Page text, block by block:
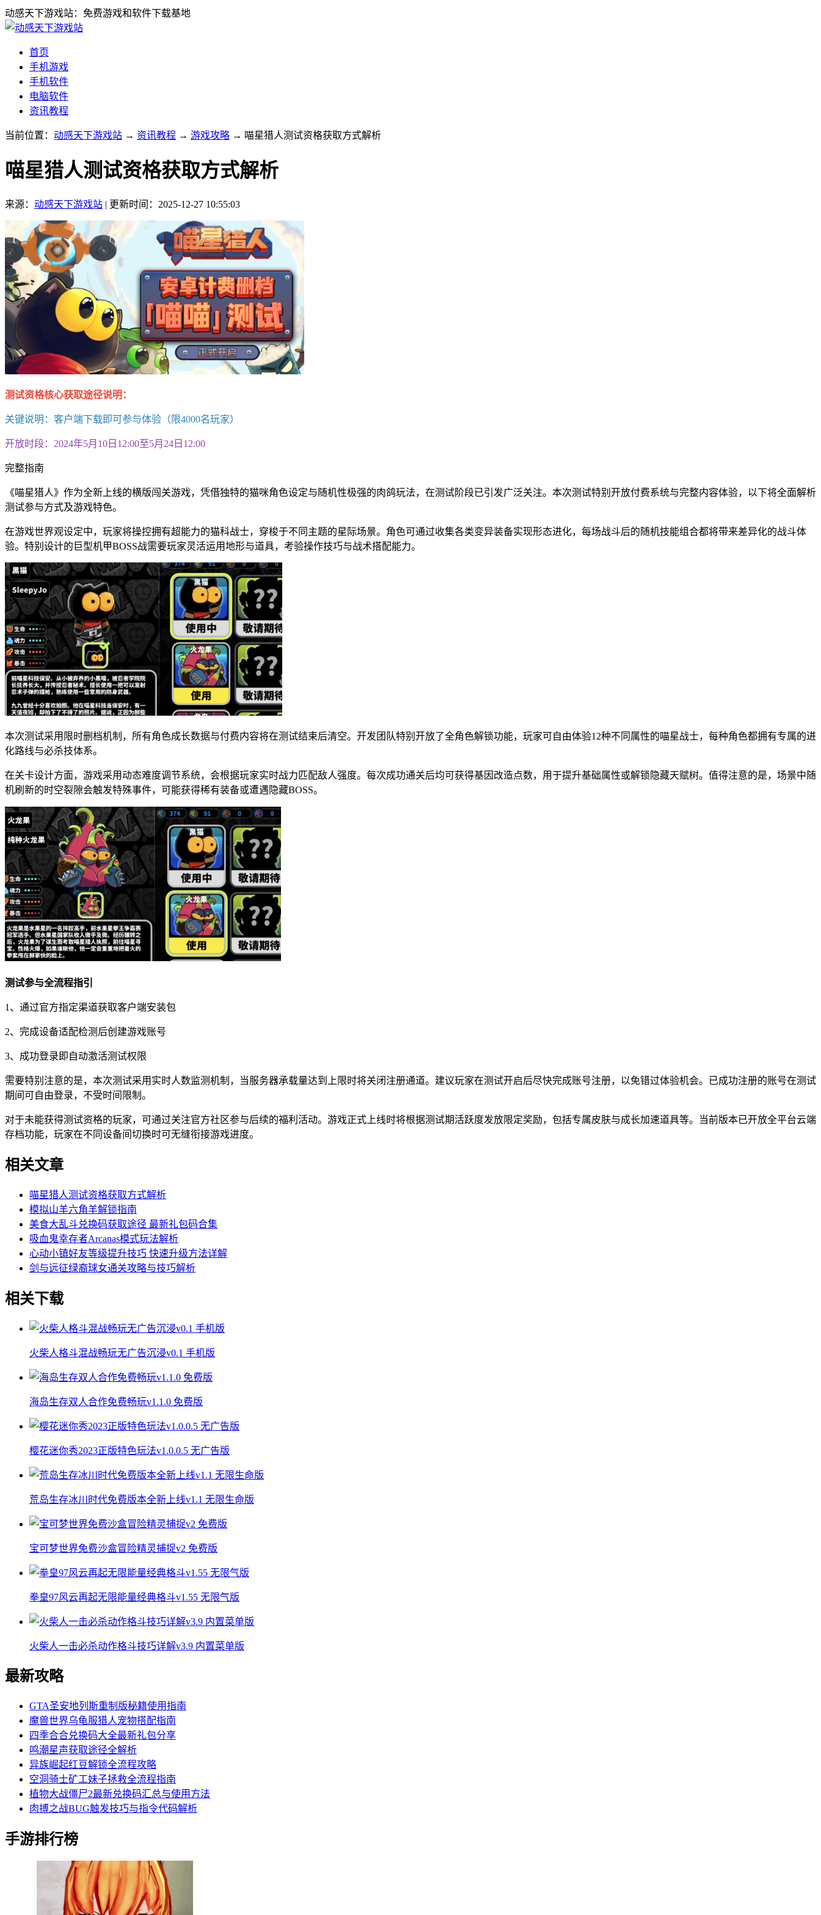
动感天下游戏站：免费游戏和软件下载基地
首页
手机游戏
手机软件
电脑软件
资讯教程
当前位置： 动感天下游戏站 → 资讯教程 → 游戏攻略 → 喵星猎人测试资格获取方式解析
喵星猎人测试资格获取方式解析
来源： 动感天下游戏站 | 更新时间：2025-12-27 10:55:03
测试资格核心获取途径说明：
关键说明：客户端下载即可参与体验（限4000名玩家）
开放时段：2024年5月10日12:00至5月24日12:00
完整指南
《喵星猎人》作为全新上线的横版闯关游戏，凭借独特的猫咪角色设定与随机性极强的肉鸽玩法，在测试阶段已引发广泛关注。本次测试特别开放付费系统与完整内容体验，以下将全面解析
测试参与方式及游戏特色。
在游戏世界观设定中，玩家将操控拥有超能力的猫科战士，穿梭于不同主题的星际场景。角色可通过收集各类变异装备实现形态进化，每场战斗后的随机技能组合都将带来差异化的战斗体
验。特别设计的巨型机甲BOSS战需要玩家灵活运用地形与道具，考验操作技巧与战术搭配能力。
本次测试采用限时删档机制，所有角色成长数据与付费内容将在测试结束后清空。开发团队特别开放了全角色解锁功能，玩家可自由体验12种不同属性的喵星战士，每种角色都拥有专属的进
化路线与必杀技体系。
在关卡设计方面，游戏采用动态难度调节系统，会根据玩家实时战力匹配敌人强度。每次成功通关后均可获得基因改造点数，用于提升基础属性或解锁隐藏天赋树。值得注意的是，场景中随
机刷新的时空裂隙会触发特殊事件，可能获得稀有装备或遭遇隐藏BOSS。
测试参与全流程指引
1、通过官方指定渠道获取客户端安装包
2、完成设备适配检测后创建游戏账号
3、成功登录即自动激活测试权限
需要特别注意的是，本次测试采用实时人数监测机制，当服务器承载量达到上限时将关闭注册通道。建议玩家在测试开启后尽快完成账号注册，以免错过体验机会。已成功注册的账号在测试
期间可自由登录，不受时间限制。
对于未能获得测试资格的玩家，可通过关注官方社区参与后续的福利活动。游戏正式上线时将根据测试期活跃度发放限定奖励，包括专属皮肤与成长加速道具等。当前版本已开放全平台云端
存档功能，玩家在不同设备间切换时可无缝衔接游戏进度。
相关文章
喵星猎人测试资格获取方式解析
模拟山羊六角羊解锁指南
美食大乱斗兑换码获取途径 最新礼包码合集
吸血鬼幸存者Arcanas模式玩法解析
心动小镇好友等级提升技巧 快速升级方法详解
剑与远征绿裔球女通关攻略与技巧解析
相关下载
火柴人格斗混战畅玩无广告沉浸v0.1 手机版
海岛生存双人合作免费畅玩v1.1.0 免费版
樱花迷你秀2023正版特色玩法v1.0.0.5 无广告版
荒岛生存冰川时代免费版本全新上线v1.1 无限生命版
宝可梦世界免费沙盒冒险精灵捕捉v2 免费版
拳皇97风云再起无限能量经典格斗v1.55 无限气版
火柴人一击必杀动作格斗技巧详解v3.9 内置菜单版
最新攻略
GTA圣安地列斯重制版秘籍使用指南
魔兽世界乌龟服猎人宠物搭配指南
四季合合兑换码大全最新礼包分享
鸣潮星声获取途径全解析
异族崛起红豆解锁全流程攻略
空洞骑士矿工妹子拯救全流程指南
植物大战僵尸2最新兑换码汇总与使用方法
肉搏之战BUG触发技巧与指令代码解析
手游排行榜